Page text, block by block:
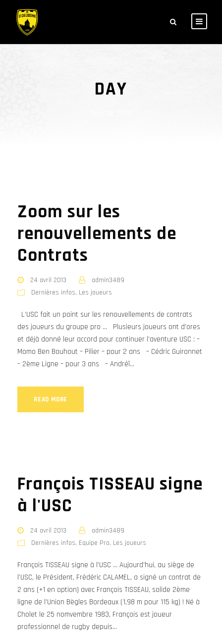
DAY
Zoom sur les
renouvellements de
Contrats
24 avril 2013
admin3489
Dernières infos, Les joueurs
L’USC fait un point sur les renouvellements de contrats
des joueurs du groupe pro … Plusieurs joueurs ont d’ores
et déjà donné leur accord pour continuer l’aventure USC : –
Momo Ben Bouhout – Pilier – pour 2 ans – Cédric Guironnet
– 2ème Ligne – pour 3 ans – Andréï...
READ MORE
François TISSEAU signe
à l'USC
24 avril 2013
admin3489
Dernières infos, Equipe Pro, Les joueurs
François TISSEAU signe à l’USC … Aujourd’hui, au siège de
l’USC, le Président, Frédéric CALAMEL, a signé un contrat de
2 ans (+1 en option) avec François TISSEAU, solide 2ème
ligne de l’Union Bègles Bordeaux (1,98 m pour 115 kg) ! Né à
Cholet le 25 nomvembre 1983, François est joueur
professionnel de rugby depuis...